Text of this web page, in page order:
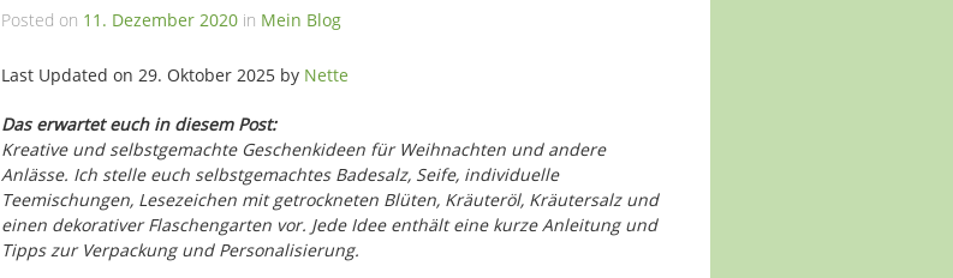
Posted on 11. Dezember 2020 in Mein Blog
Last Updated on 29. Oktober 2025 by Nette
Das erwartet euch in diesem Post:
Kreative und selbstgemachte Geschenkideen für Weihnachten und andere
Anlässe. Ich stelle euch selbstgemachtes Badesalz, Seife, individuelle
Teemischungen, Lesezeichen mit getrockneten Blüten, Kräuteröl, Kräutersalz und
einen dekorativer Flaschengarten vor. Jede Idee enthält eine kurze Anleitung und
Tipps zur Verpackung und Personalisierung.